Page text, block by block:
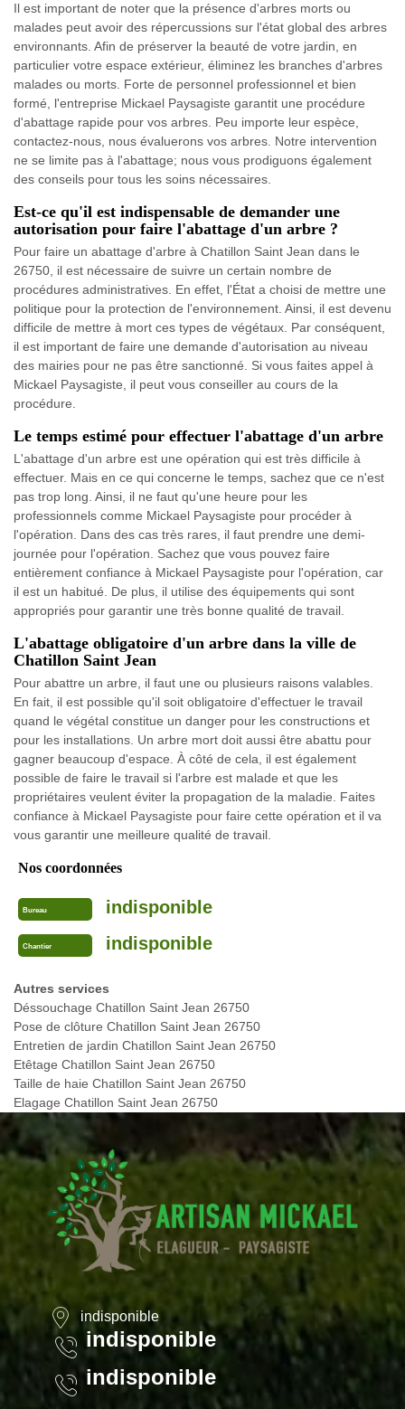
Il est important de noter que la présence d'arbres morts ou
malades peut avoir des répercussions sur l'état global des arbres
environnants. Afin de préserver la beauté de votre jardin, en
particulier votre espace extérieur, éliminez les branches d'arbres
malades ou morts. Forte de personnel professionnel et bien
formé, l'entreprise Mickael Paysagiste garantit une procédure
d'abattage rapide pour vos arbres. Peu importe leur espèce,
contactez-nous, nous évaluerons vos arbres. Notre intervention
ne se limite pas à l'abattage; nous vous prodiguons également
des conseils pour tous les soins nécessaires.
Est-ce qu'il est indispensable de demander une
autorisation pour faire l'abattage d'un arbre ?
Pour faire un abattage d'arbre à Chatillon Saint Jean dans le
26750, il est nécessaire de suivre un certain nombre de
procédures administratives. En effet, l'État a choisi de mettre une
politique pour la protection de l'environnement. Ainsi, il est devenu
difficile de mettre à mort ces types de végétaux. Par conséquent,
il est important de faire une demande d'autorisation au niveau
des mairies pour ne pas être sanctionné. Si vous faites appel à
Mickael Paysagiste, il peut vous conseiller au cours de la
procédure.
Le temps estimé pour effectuer l'abattage d'un arbre
L'abattage d'un arbre est une opération qui est très difficile à
effectuer. Mais en ce qui concerne le temps, sachez que ce n'est
pas trop long. Ainsi, il ne faut qu'une heure pour les
professionnels comme Mickael Paysagiste pour procéder à
l'opération. Dans des cas très rares, il faut prendre une demi-
journée pour l'opération. Sachez que vous pouvez faire
entièrement confiance à Mickael Paysagiste pour l'opération, car
il est un habitué. De plus, il utilise des équipements qui sont
appropriés pour garantir une très bonne qualité de travail.
L'abattage obligatoire d'un arbre dans la ville de
Chatillon Saint Jean
Pour abattre un arbre, il faut une ou plusieurs raisons valables.
En fait, il est possible qu'il soit obligatoire d'effectuer le travail
quand le végétal constitue un danger pour les constructions et
pour les installations. Un arbre mort doit aussi être abattu pour
gagner beaucoup d'espace. À côté de cela, il est également
possible de faire le travail si l'arbre est malade et que les
propriétaires veulent éviter la propagation de la maladie. Faites
confiance à Mickael Paysagiste pour faire cette opération et il va
vous garantir une meilleure qualité de travail.
Nos coordonnées
Bureau indisponible
Chantier indisponible
Autres services
Déssouchage Chatillon Saint Jean 26750
Pose de clôture Chatillon Saint Jean 26750
Entretien de jardin Chatillon Saint Jean 26750
Etêtage Chatillon Saint Jean 26750
Taille de haie Chatillon Saint Jean 26750
Elagage Chatillon Saint Jean 26750
indisponible
indisponible
indisponible